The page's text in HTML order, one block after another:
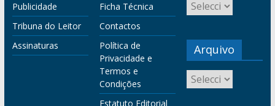
Publicidade
Tribuna do Leitor
Assinaturas
Ficha Técnica
Contactos
Política de
Privacidade e
Termos e
Condições
Estatuto Editorial
Arquivo